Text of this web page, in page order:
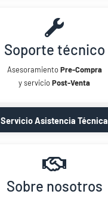
Soporte técnico
AsesoramientoPre-Compra
y servicioPost-Venta
Servicio Asistencia Técnica
Sobre nosotros